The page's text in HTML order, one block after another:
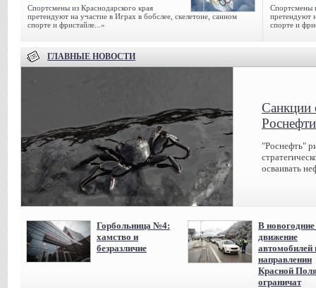
Спортсмены из Краснодарского края
претендуют на участие в Играх в бобслее, скелетоне, санном
спорте и фристайле...»
Спортсмены
претендуют
спорте и
ГЛАВНЫЕ НОВОСТИ
Санкции
Роснефти
"Роснефть"
осваивать
Горбольница №4:
хамство и
безразличие
В
движение
автомобилей
направлении
Красной
ограничат